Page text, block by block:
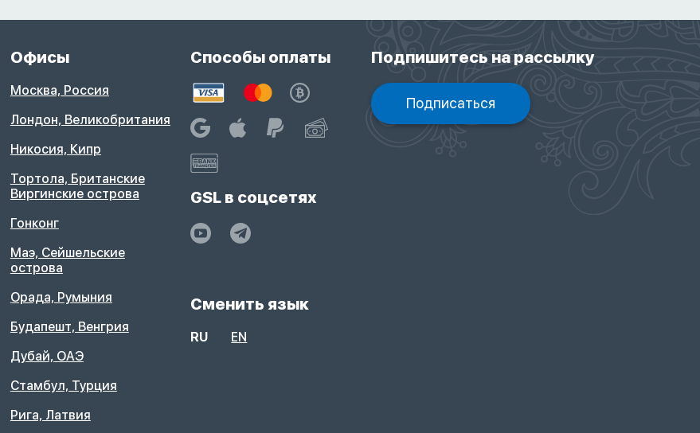
Офисы
Москва, Россия
Лондон, Великобритания
Никосия, Кипр
Тортола, Британские
Виргинские острова
Гонконг
Маэ, Сейшельские
острова
Орада, Румыния
Будапешт, Венгрия
Дубай, ОАЭ
Стамбул, Турция
Рига, Латвия
Способы оплаты
GSL в соцсетях
Сменить язык
RU EN
Подпишитесь на рассылку
Подписаться